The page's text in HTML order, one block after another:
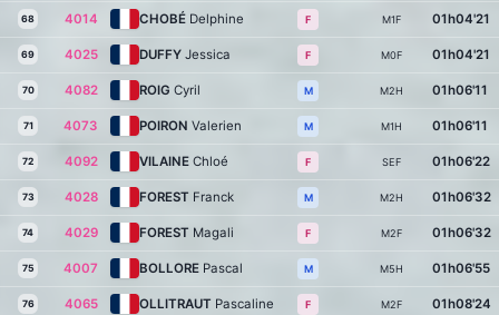
68 4014 CHOBÉ Delphine F M1F 01h04'21
69 4025 DUFFY Jessica F M0F 01h04'21
70 4082 ROIG Cyril M M2H 01h06'11
71 4073 POIRON Valerien M M1H 01h06'11
72 4092 VILAINE Chloé F SEF 01h06'22
73 4028 FOREST Franck M M2H 01h06'32
74 4029 FOREST Magali F M2F 01h06'32
75 4007 BOLLORE Pascal M M5H 01h06'55
76 4065 OLLITRAUT Pascaline F M2F 01h08'24